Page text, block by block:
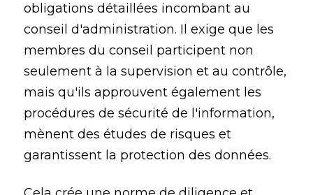
obligations détaillées incombant au
conseil d'administration. Il exige que les
membres du conseil participent non
seulement à la supervision et au contrôle,
mais qu'ils approuvent également les
procédures de sécurité de l'information,
mènent des études de risques et
garantissent la protection des données.